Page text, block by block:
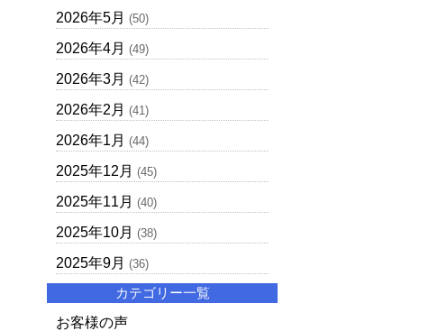
2026年5月 (50)
2026年4月 (49)
2026年3月 (42)
2026年2月 (41)
2026年1月 (44)
2025年12月 (45)
2025年11月 (40)
2025年10月 (38)
2025年9月 (36)
カテゴリー一覧
お客様の声